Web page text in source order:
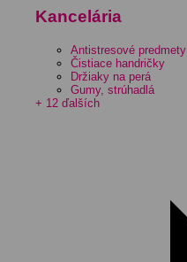
Kancelária
Antistresové predmety
Čistiace handričky
Držiaky na perá
Gumy, strúhadlá
+ 12 ďalších